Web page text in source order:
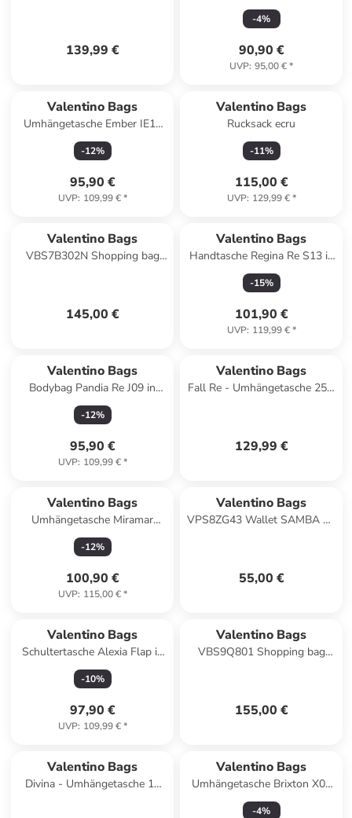
139,99 €
-4%
90,90 €
UVP: 95,00 €*
Valentino Bags
Umhängetasche Ember IE17
in Ecru
-12%
95,90 €
UVP: 109,99 €*
Valentino Bags
Rucksack ecru
-11%
115,00 €
UVP: 129,99 €*
Valentino Bags
VBS7B302N Shopping bag
145,00 €
Valentino Bags
Handtasche Regina Re S13 in
Moro/Naturale
-15%
101,90 €
UVP: 119,99 €*
Valentino Bags
Bodybag Pandia Re J09 in
Nero
-12%
95,90 €
UVP: 109,99 €*
Valentino Bags
Fall Re - Umhängetasche 25.5
129,99 €
Valentino Bags
Umhängetasche Miramar
E02G in Cipria
-12%
100,90 €
UVP: 115,00 €*
Valentino Bags
VPS8ZG43 Wallet SAMBA RE
55,00 €
Valentino Bags
Schultertasche Alexia Flap in
Nero
-10%
97,90 €
UVP: 109,99 €*
Valentino Bags
VBS9Q801 Shopping bag
155,00 €
Valentino Bags
Divina - Umhängetasche 17
Valentino Bags
Umhängetasche Brixton X08
in Nero
-4%